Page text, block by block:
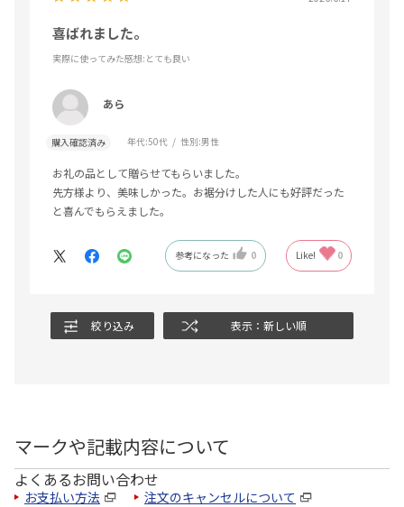
喜ばれました。
実際に使ってみた感想:とても良い
あら
購入確認済み 年代:50代 性別:男性
お礼の品として贈らせてもらいました。
先方様より、美味しかった。お裾分けした人にも好評だった
と喜んでもらえました。
参考になった 0 Like! 0
絞り込み 表示：新しい順
マークや記載内容について
よくあるお問い合わせ
お支払い方法 注文のキャンセルについて